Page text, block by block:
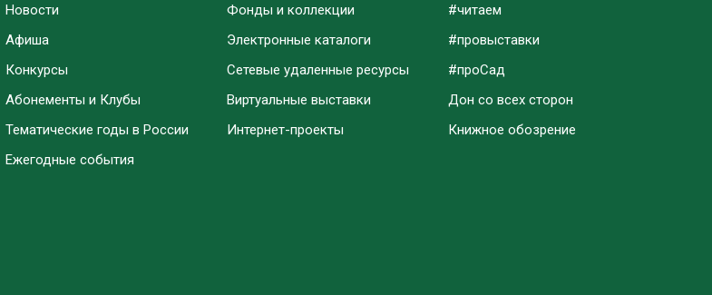
Новости
Афиша
Конкурсы
Абонементы и Клубы
Тематические годы в России
Ежегодные события
Фонды и коллекции
Электронные каталоги
Сетевые удаленные ресурсы
Виртуальные выставки
Интернет-проекты
#читаем
#провыставки
#проСад
Дон со всех сторон
Книжное обозрение